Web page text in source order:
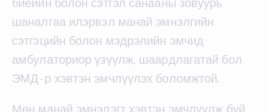
шаналгаа илэрвэл манай эмнэлгийн
сэтгэцийн болон мэдрэлийн эмчид
амбулаториор үзүүлж, шаардлагатай бол
ЭМД-р хэвтэн эмчлүүлэх боломжтой.
Мөн манай эмнэлэгт хэвтэн эмчлүүлж буй